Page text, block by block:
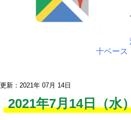
十ベース
更新：2021年 07月 14日
2021年7月14日（水